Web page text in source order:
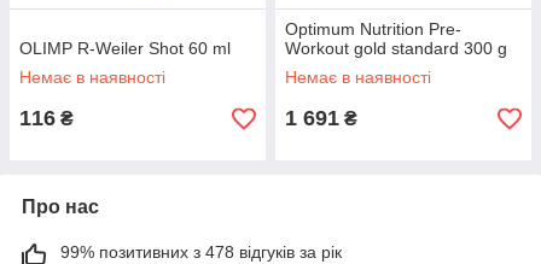
OLIMP R-Weiler Shot 60 ml
Немає в наявності
116 ₴
Optimum Nutrition Pre-
Workout gold standard 300 g
Немає в наявності
1 691 ₴
Про нас
99% позитивних з 478 відгуків за рік